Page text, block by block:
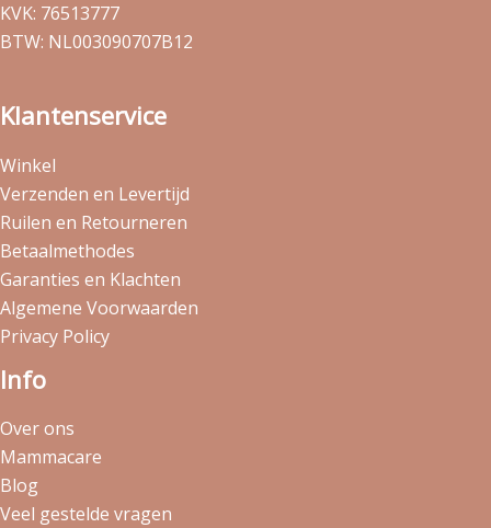
KVK: 76513777
BTW: NL003090707B12
Klantenservice
Winkel
Verzenden en Levertijd
Ruilen en Retourneren
Betaalmethodes
Garanties en Klachten
Algemene Voorwaarden
Privacy Policy
Info
Over ons
Mammacare
Blog
Veel gestelde vragen